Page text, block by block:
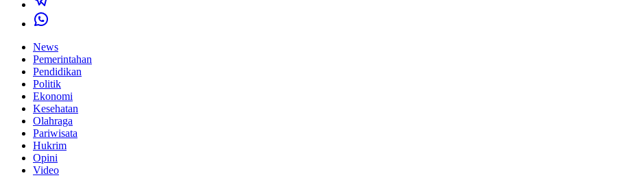
News
Pemerintahan
Pendidikan
Politik
Ekonomi
Kesehatan
Olahraga
Pariwisata
Hukrim
Opini
Video